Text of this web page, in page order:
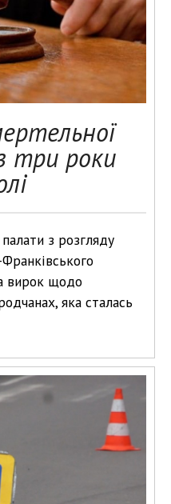
три роки
з розгляду
вирок щодо
яка сталась